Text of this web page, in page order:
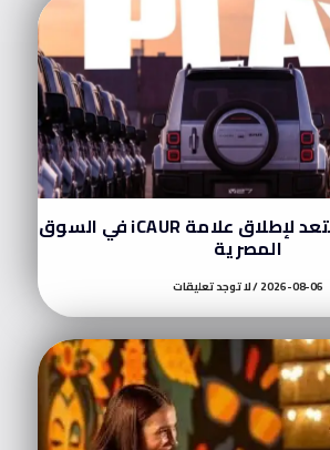
جي بي أوتو تستعد لإطلاق علامة iCAUR في السوق
المصرية
2026-08-06 لا توجد تعليقات